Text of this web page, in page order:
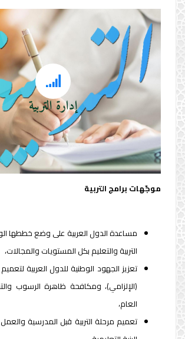
إدارة التربية
إدارة التربية
موجّهات برامج التربية
مساعدة الدول العربية على وضع خططها
التربية والتعليم بكل المستويات والمجالات،
تعزيز الجهود الوطنية للدول العربية
(الإلزامي)، ومكافحة ظاهرة الرسوب
العام،
تعميم مرحلة التربية قبل المدرسية